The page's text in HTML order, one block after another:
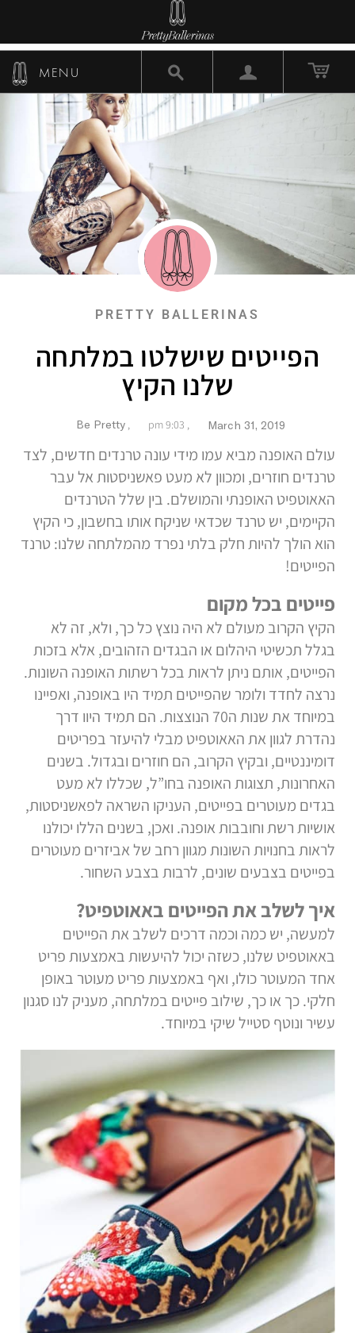
MENU
PRETTY BALLERINAS
הפייטים שישלטו במלתחה
שלנו הקיץ
March 31, 2019
,
9:03 pm
,
Be Pretty
עולם האופנה מביא עמו מידי עונה טרנדים חדשים, לצד
טרנדים חוזרים, ומכוון לא מעט פאשניסטות אל עבר
האאוטפיט האופנתי והמושלם. בין שלל הטרנדים
הקיימים, יש טרנד שכדאי שניקח אותו בחשבון, כי הקיץ
הוא הולך להיות חלק בלתי נפרד מהמלתחה שלנו: טרנד
הפייטים!
פייטים בכל מקום
הקיץ הקרוב מעולם לא היה נוצץ כל כך, ולא, זה לא
בגלל תכשיטי היהלום או הבגדים הזהובים, אלא בזכות
הפייטים, אותם ניתן לראות בכל רשתות האופנה השונות.
נרצה לחדד ולומר שהפייטים תמיד היו באופנה, ואפיינו
במיוחד את שנות ה70 הנוצצות. הם תמיד היוו דרך
נהדרת לגוון את האאוטפיט מבלי להיעזר בפריטים
דומיננטיים, ובקיץ הקרוב, הם חוזרים ובגדול. בשנים
האחרונות, תצוגות האופנה בחו”ל, שכללו לא מעט
בגדים מעוטרים בפייטים, העניקו השראה לפאשניסטות,
אושיות רשת וחובבות אופנה. ואכן, בשנים הללו יכולנו
לראות בחנויות השונות מגוון רחב של אביזרים מעוטרים
בפייטים בצבעים שונים, לרבות בצבע השחור.
איך לשלב את הפייטים באאוטפיט?
למעשה, יש כמה וכמה דרכים לשלב את הפייטים
באאוטפיט שלנו, כשזה יכול להיעשות באמצעות פריט
אחד המעוטר כולו, ואף באמצעות פריט מעוטר באופן
חלקי. כך או כך, שילוב פייטים במלתחה, מעניק לנו סגנון
עשיר ונוטף סטייל שיקי במיוחד.